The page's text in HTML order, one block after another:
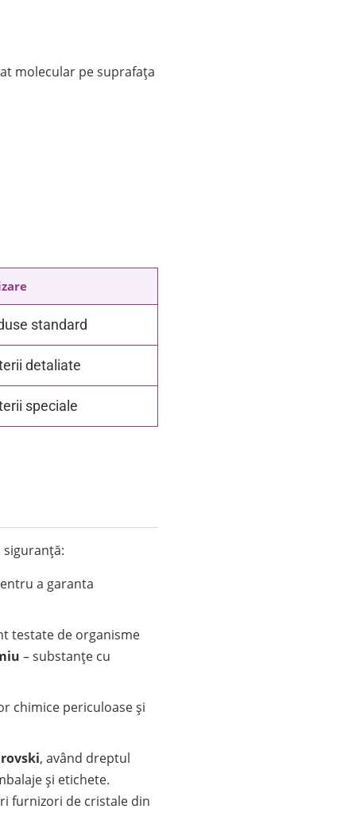
molecular pe suprafața
standard
detaliate
speciale
a garanta
testate de organisme
– substanțe cu
chimice periculoase și
, având dreptul
și etichete.
furnizori de cristale din